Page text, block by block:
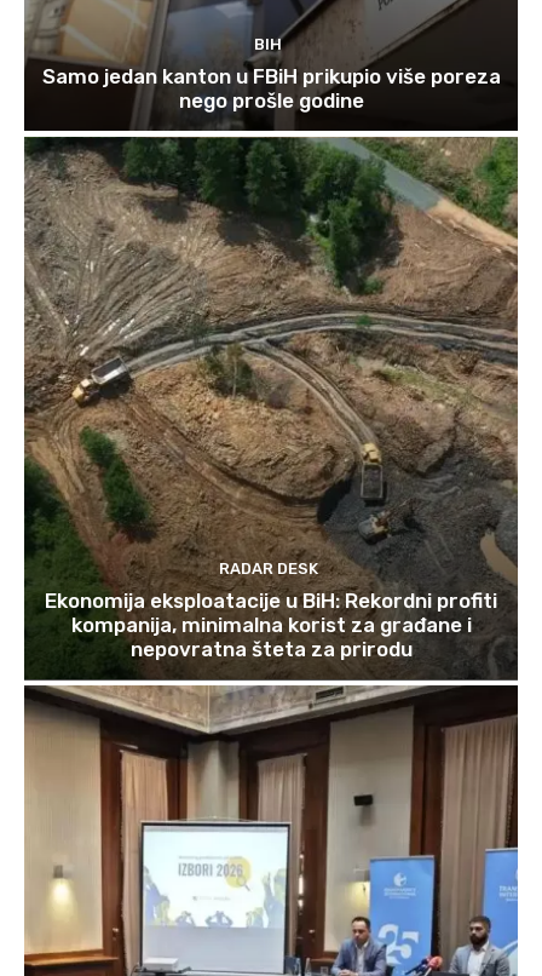
BIH
Samo jedan kanton u FBiH prikupio više poreza
nego prošle godine
RADAR DESK
Ekonomija eksploatacije u BiH: Rekordni profiti
kompanija, minimalna korist za građane i
nepovratna šteta za prirodu